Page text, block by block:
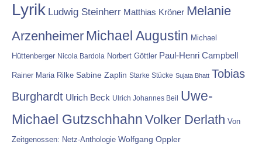
Lyrik Ludwig Steinherr Matthias Kröner Melanie
Arzenheimer Michael Augustin Michael
Hüttenberger Nicola Bardola Norbert Göttler Paul-Henri Campbell
Rainer Maria Rilke Sabine Zaplin Starke Stücke Sujata Bhatt Tobias
Burghardt Ulrich Beck Ulrich Johannes Beil Uwe-
Michael Gutzschhahn Volker Derlath Von
Zeitgenossen: Netz-Anthologie Wolfgang Oppler